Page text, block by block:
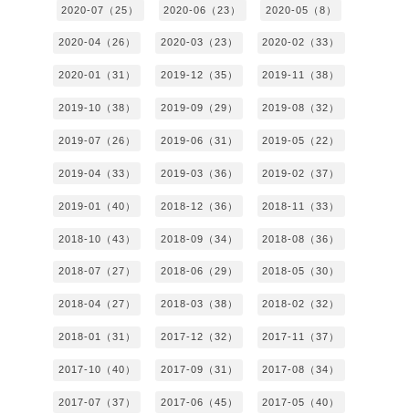
2020-07（25） 2020-06（23） 2020-05（8）
2020-04（26） 2020-03（23） 2020-02（33）
2020-01（31） 2019-12（35） 2019-11（38）
2019-10（38） 2019-09（29） 2019-08（32）
2019-07（26） 2019-06（31） 2019-05（22）
2019-04（33） 2019-03（36） 2019-02（37）
2019-01（40） 2018-12（36） 2018-11（33）
2018-10（43） 2018-09（34） 2018-08（36）
2018-07（27） 2018-06（29） 2018-05（30）
2018-04（27） 2018-03（38） 2018-02（32）
2018-01（31） 2017-12（32） 2017-11（37）
2017-10（40） 2017-09（31） 2017-08（34）
2017-07（37） 2017-06（45） 2017-05（40）